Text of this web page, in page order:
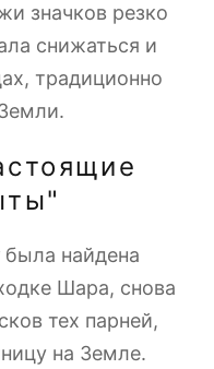
значков резко
снижаться и
традиционно
была найдена
Шара, снова
тех парней,
на Земле.